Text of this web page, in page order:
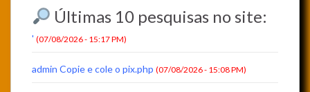
Últimas 10 pesquisas no site:
' (07/08/2026 - 15:17 PM)
admin Copie e cole o pix.php (07/08/2026 - 15:08 PM)